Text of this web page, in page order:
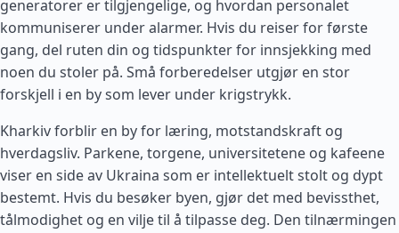
generatorer er tilgjengelige, og hvordan personalet
kommuniserer under alarmer. Hvis du reiser for første
gang, del ruten din og tidspunkter for innsjekking med
noen du stoler på. Små forberedelser utgjør en stor
forskjell i en by som lever under krigstrykk.
Kharkiv forblir en by for læring, motstandskraft og
hverdagsliv. Parkene, torgene, universitetene og kafeene
viser en side av Ukraina som er intellektuelt stolt og dypt
bestemt. Hvis du besøker byen, gjør det med bevissthet,
tålmodighet og en vilje til å tilpasse deg. Den tilnærmingen